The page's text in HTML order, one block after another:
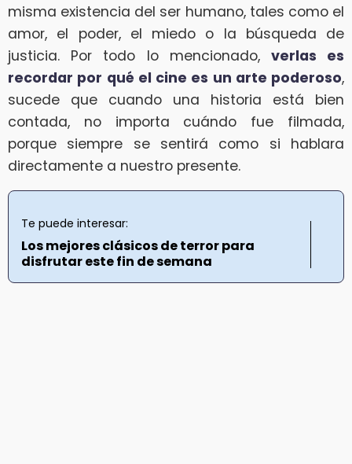
misma existencia del ser humano, tales como el
amor, el poder, el miedo o la búsqueda de
justicia. Por todo lo mencionado, verlas es
recordar por qué el cine es un arte poderoso,
sucede que cuando una historia está bien
contada, no importa cuándo fue filmada,
porque siempre se sentirá como si hablara
directamente a nuestro presente.
Te puede interesar:
Los mejores clásicos de terror para
disfrutar este fin de semana